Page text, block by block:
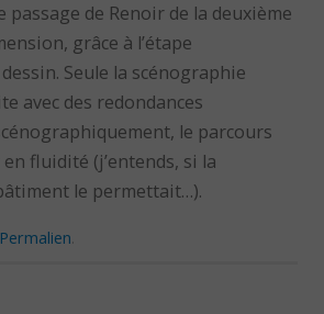
de Renoir de la deuxième
grâce à l’étape
Seule la scénographie
avec des redondances
le parcours
fluidité (j’entends, si la
le permettait…).
Permalien.